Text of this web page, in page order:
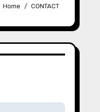
Home CONTACT